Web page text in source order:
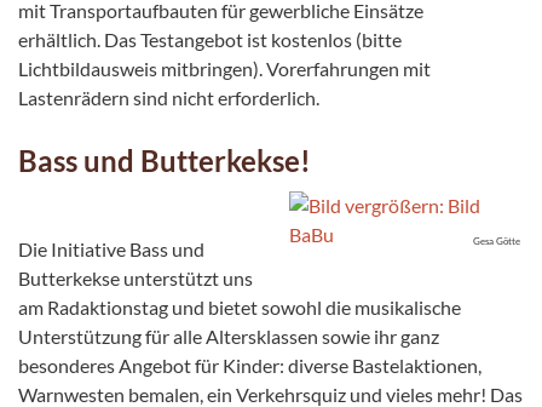
mit Transportaufbauten für gewerbliche Einsätze
erhältlich. Das Testangebot ist kostenlos (bitte
Lichtbildausweis mitbringen). Vorerfahrungen mit
Lastenrädern sind nicht erforderlich.
Bass und Butterkekse!
Gesa Götte
Die Initiative Bass und
Butterkekse unterstützt uns
am Radaktionstag und bietet sowohl die musikalische
Unterstützung für alle Altersklassen sowie ihr ganz
besonderes Angebot für Kinder: diverse Bastelaktionen,
Warnwesten bemalen, ein Verkehrsquiz und vieles mehr! Das